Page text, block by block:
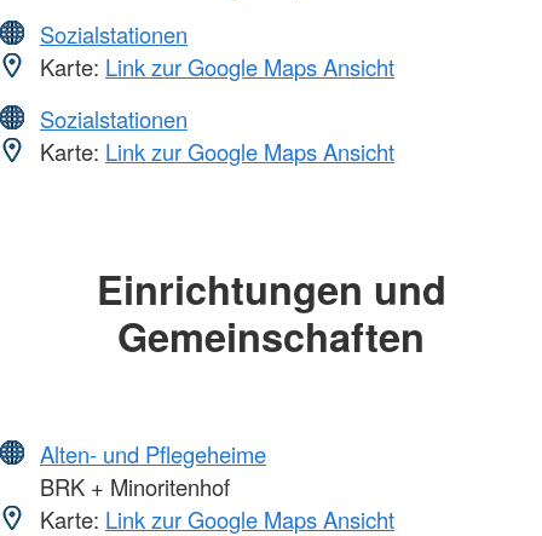
Sozialstationen
Karte: Link zur Google Maps Ansicht
Sozialstationen
Karte: Link zur Google Maps Ansicht
Einrichtungen und
Gemeinschaften
Alten- und Pflegeheime
BRK + Minoritenhof
Karte: Link zur Google Maps Ansicht